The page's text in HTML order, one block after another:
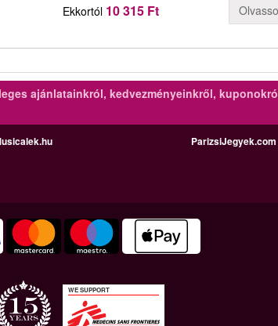
Ekkortól 10 315 Ft
ajánlatainkról, kedvezményeinkről,
ParizsiJegyek.com
WE SUPPORT